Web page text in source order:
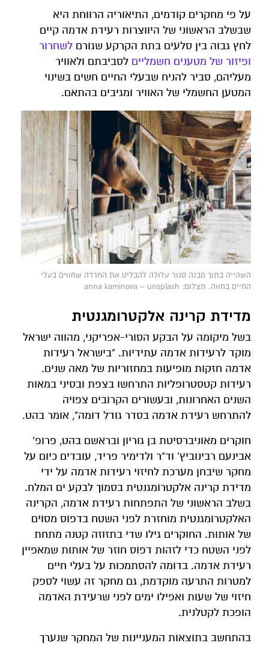
על פי מחקרים קודמים, התיאוריה הרווחת היא
שבשלב הראשוני של היווצרות רעידת אדמה קיים
לחץ גבוה בין סלעים בתת הקרקע שגורם לשחרור
ופיזור של מטענים חשמליים לסביבתם ולאוויר
מעליהם, סביר להניח שבעלי החיים חשים בשינוי
המטען החשמלי של האוויר ומגיבים בהתאם.
השהייה בתוך מבנה סגור עלולה להבליט את החרדה שחווים בעלי
החיים בחווה. תצלום: anna kaminova – unsplash
מדידת קרינה אלקטרומגנטית
בשל מיקומה על הבקע הסורי-אפריקני, מהווה ישראל
מוקד לרעידות אדמה עתידיות. "בישראל רעידות
אדמה חזקות מופיעות במחזוריות של מאה שנים.
רעידות קטסטרופליות התרחשו בצפת ובסיני במאות
השנים האחרונות, ובעשורים הקרובים צפויה
להתרחש רעידת אדמה בסדר גודל דומה", אומר בהט.
חוקרים מאוניברסיטת בן גוריון ובראשם בהט, פרופ'
אבינעם רבינוביץ' וד"ר ולדימיר פריד, עובדים כיום על
מחקר שיבחן מערכת לחיזוי רעידות אדמה על ידי
מדידת קרינה אלקטרומגנטית בסמוך לבקע ים המלח.
בשלב הראשוני של התפתחות רעידת אדמה, הקרינה
האלקטרומגנטית מוחזרת לפני השטח בדפוס מסוים
של אותות. החוקרים גילו שדי בתזוזה קטנה מתחת
לפני השטח כדי לזהות דפוס חוזר של אותות שמאפיין
רעידת אדמה. בדומה להסתמכות על בעלי חיים
למטרות התרעה מוקדמת, גם מחקר זה עשוי לספק
חיזוי של שעות ואפילו ימים לפני שרעידת האדמה
הופכת לקטלנית.
בהתחשב בתוצאות המעניינות של המחקר שנערך